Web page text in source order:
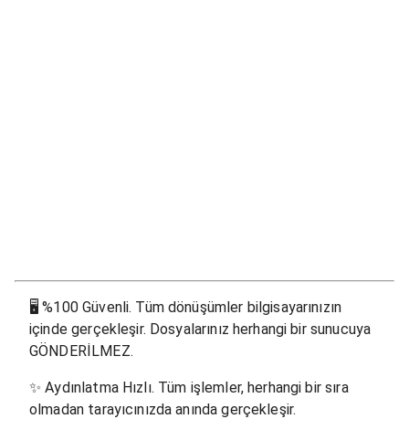
🖥%100 Güvenli. Tüm dönüşümler bilgisayarınızın
içinde gerçekleşir. Dosyalarınız herhangi bir sunucuya
GÖNDERİLMEZ.
✨Aydınlatma Hızlı. Tüm işlemler, herhangi bir sıra
olmadan tarayıcınızda anında gerçekleşir.